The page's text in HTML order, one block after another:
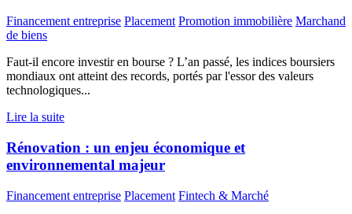
Financement entreprise Placement Promotion immobilière Marchand
de biens
Faut-il encore investir en bourse ? L’an passé, les indices boursiers
mondiaux ont atteint des records, portés par l'essor des valeurs
technologiques...
Lire la suite
Rénovation : un enjeu économique et
environnemental majeur
Financement entreprise Placement Fintech & Marché